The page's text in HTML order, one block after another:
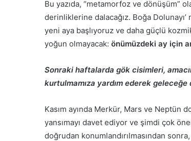
Bu yazıda, “metamorfoz ve dönüşüm”
derinliklerine dalacağız. Boğa
yeni aya başlıyoruz ve daha güçlü
yoğun olmayacak: önümüzdeki ay için
Sonraki haftalarda gök cisimleri,
kurtulmamıza yardım ederek
Kasım ayında Merkür, Mars ve Neptün
yansımayı davet ediyor ve şimdi çok
doğrudan konumlandırılmasından